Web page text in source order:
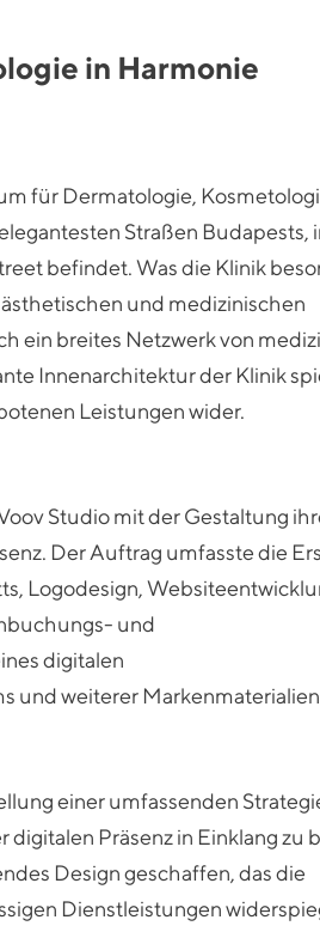
in Harmonie
für Dermatologie,
Straßen Budapests,
befindet. Was die Klinik
und medizinischen
ein breites Netzwerk von
Innenarchitektur der Klinik
Leistungen wider.
Studio mit der Gestaltung
Der Auftrag umfasste die
Logodesign,
und
digitalen
und weiterer
einer umfassenden
Präsenz in Einklang zu
Design geschaffen, das die
Dienstleistungen